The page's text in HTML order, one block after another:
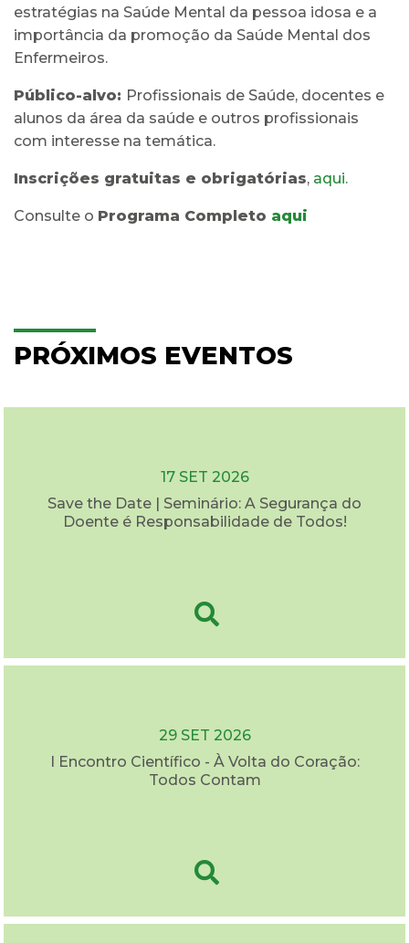
estratégias na Saúde Mental da pessoa idosa e a
importância da promoção da Saúde Mental dos
Enfermeiros.
Público-alvo: Profissionais de Saúde, docentes e
alunos da área da saúde e outros profissionais
com interesse na temática.
Inscrições gratuitas e obrigatórias, aqui.
Consulte o Programa Completo aqui
PRÓXIMOS EVENTOS
17 SET 2026
Save the Date | Seminário: A Segurança do
Doente é Responsabilidade de Todos!
29 SET 2026
I Encontro Científico - À Volta do Coração:
Todos Contam